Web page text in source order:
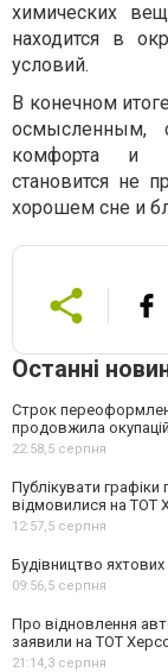
химических
находится в
условий.
В конечном
осмысленным,
комфорта и
становится не
хорошем сне и
Останні
Строк
продовжила
22:58,5 серпня
Публікувати графіки
відмовилися на ТОТ
12:57,5 серпня
Будівництво
09:56,5 серпня
Про відновлення
заявили на ТОТ
21:14,3 серпня